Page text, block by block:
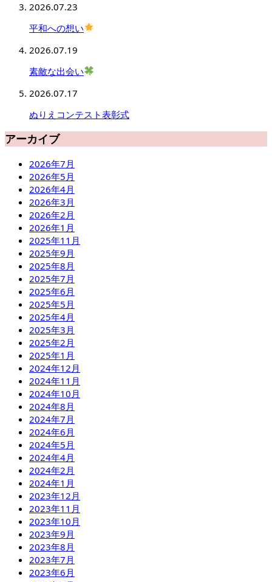
2026.07.23
平和への想い
2026.07.19
素敵な出会い
2026.07.17
ぬりえコンテスト表彰式
アーカイブ
2026年7月
2026年5月
2026年4月
2026年3月
2026年2月
2026年1月
2025年11月
2025年9月
2025年8月
2025年7月
2025年6月
2025年5月
2025年4月
2025年3月
2025年2月
2025年1月
2024年12月
2024年11月
2024年10月
2024年8月
2024年7月
2024年6月
2024年5月
2024年4月
2024年2月
2024年1月
2023年12月
2023年11月
2023年10月
2023年9月
2023年8月
2023年7月
2023年6月